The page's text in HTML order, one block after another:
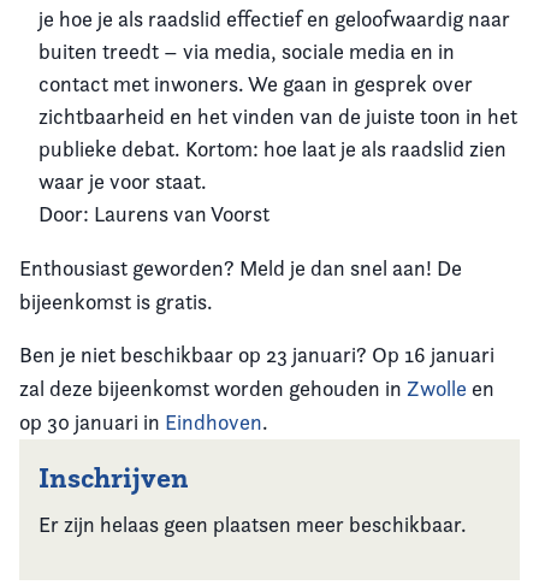
je hoe je als raadslid effectief en geloofwaardig naar
buiten treedt – via media, sociale media en in
contact met inwoners. We gaan in gesprek over
zichtbaarheid en het vinden van de juiste toon in het
publieke debat. Kortom: hoe laat je als raadslid zien
waar je voor staat.
Door: Laurens van Voorst
Enthousiast geworden? Meld je dan snel aan! De
bijeenkomst is gratis.
Ben je niet beschikbaar op 23 januari? Op 16 januari
zal deze bijeenkomst worden gehouden in Zwolle en
op 30 januari in Eindhoven.
Inschrijven
Er zijn helaas geen plaatsen meer beschikbaar.